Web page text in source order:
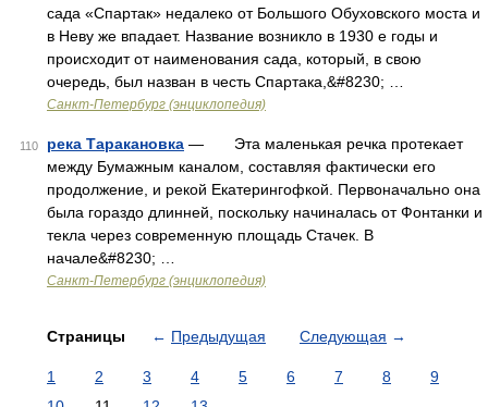
сада «Спартак» недалеко от Большого Обуховского моста и
в Неву же впадает. Название возникло в 1930 е годы и
происходит от наименования сада, который, в свою
очередь, был назван в честь Спартака,&#8230; …
Санкт-Петербург (энциклопедия)
110 река Таракановка — Эта маленькая речка протекает
между Бумажным каналом, составляя фактически его
продолжение, и рекой Екатерингофкой. Первоначально она
была гораздо длинней, поскольку начиналась от Фонтанки и
текла через современную площадь Стачек. В
начале&#8230; …
Санкт-Петербург (энциклопедия)
Страницы ← Предыдущая Следующая →
1 2 3 4 5 6 7 8
9